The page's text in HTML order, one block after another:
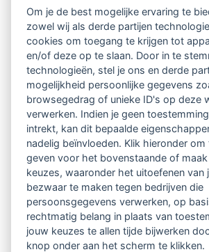
Ontvang 10 x per jaar de LVSC-
relatienieuwsbrief met o.a.:
vrij toegankelijke TsvB-
nieuws op het vlak van
begeleiden
informatie over LVSC-
Aanmelden nieuwsbrief
Om je de best mogelijke ervaring te
zowel wij als derde partijen
cookies om toegang te krijgen tot
en/of deze op te slaan. Door in te
technologieën, stel je ons en derde
mogelijkheid persoonlijke gegevens
browsegedrag of unieke ID's op deze
verwerken. Indien je geen
intrekt, kan dit bepaalde
nadelig beïnvloeden. Klik hieronder
geven voor het bovenstaande of
keuzes, waaronder het uitoefenen van
bezwaar te maken tegen bedrijven die
persoonsgegevens verwerken, op
rechtmatig belang in plaats van
jouw keuzes te allen tijde bijwerken
knop onder aan het scherm te klikken.